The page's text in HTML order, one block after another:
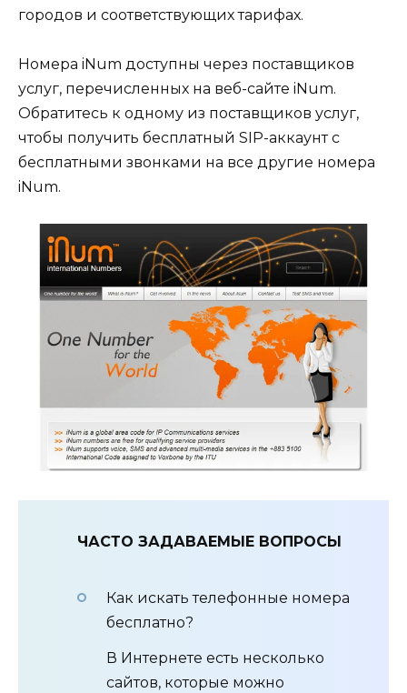
городов и соответствующих тарифах.
Номера iNum доступны через поставщиков
услуг, перечисленных на веб-сайте iNum.
Обратитесь к одному из поставщиков услуг,
чтобы получить бесплатный SIP-аккаунт с
бесплатными звонками на все другие номера
iNum.
ЧАСТО ЗАДАВАЕМЫЕ ВОПРОСЫ
Как искать телефонные номера
бесплатно?
В Интернете есть несколько
сайтов, которые можно